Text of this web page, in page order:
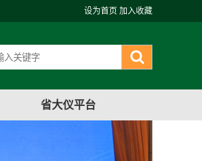
设为首页 加入收藏
省大仪平台